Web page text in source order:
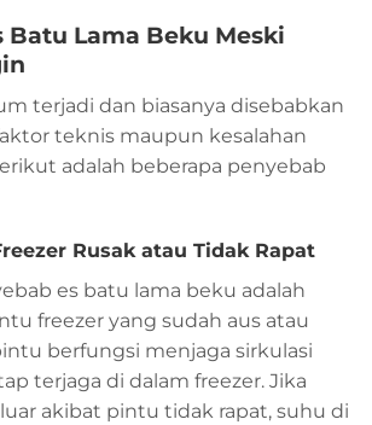
Batu Lama Beku Meski
terjadi dan biasanya disebabkan
teknis maupun kesalahan
adalah beberapa penyebab
Rusak atau Tidak Rapat
es batu lama beku adalah
freezer yang sudah aus atau
berfungsi menjaga sirkulasi
terjaga di dalam freezer. Jika
akibat pintu tidak rapat, suhu di